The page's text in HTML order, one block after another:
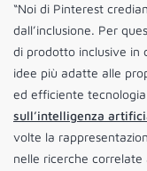
“Noi di Pinterest
dall’inclusione. Per
di prodotto inclusive in
idee più adatte alle
ed efficiente
sull’intelligenza
volte la
nelle ricerche correlate